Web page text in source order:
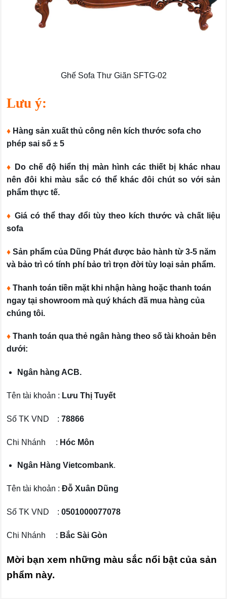
Ghế Sofa Thư Giãn SFTG-02
Lưu ý:
♦ Hàng sản xuất thủ công nên kích thước sofa cho
phép sai số ± 5
♦
Do chế độ hiển thị màn hình các thiết bị khác nhau
nên đôi khi màu sắc có thể khác đôi chút so với sản
phẩm thực tế.
♦ Giá có thể thay đổi tùy theo kích thước và chất liệu
sofa
♦ Sản phẩm của Dũng Phát được bảo hành từ 3-5 năm
và bảo trì có tính phí bảo trì trọn đời tùy loại sản phẩm.
♦ Thanh toán tiền mặt khi nhận hàng hoặc thanh toán
ngay tại showroom mà quý khách đã mua hàng của
chúng tôi.
♦ Thanh toán qua thẻ ngân hàng theo số tài khoản bên
dưới:
Ngân hàng ACB.
Tên tài khoản : Lưu Thị Tuyết
Số TK VND : 78866
Chi Nhánh : Hóc Môn
Ngân Hàng Vietcombank.
Tên tài khoản : Đỗ Xuân Dũng
Số TK VND : 0501000077078
Chi Nhánh : Bắc Sài Gòn
Mời bạn xem những màu sắc nổi bật của sản
phẩm này.